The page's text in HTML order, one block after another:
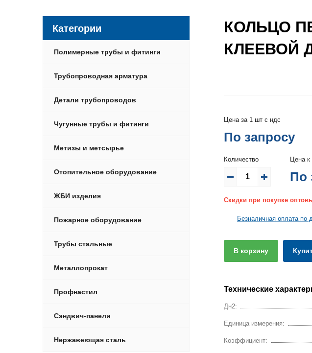
КОЛЬЦО
КЛЕЕВОЙ Д
Цена за 1 шт с ндс
По запросу
Количество Цена
По
Скидки при покупке
Безналичная оплата по
В корзину
Технические
Дн2:
Единица измерения:
Коэффициент:
Категории
Полимерные трубы и фитинги
Трубопроводная арматура
Детали трубопроводов
Чугунные трубы и фитинги
Метизы и метсырье
Отопительное оборудование
ЖБИ изделия
Пожарное оборудование
Трубы стальные
Металлопрокат
Профнастил
Сэндвич-панели
Нержавеющая сталь